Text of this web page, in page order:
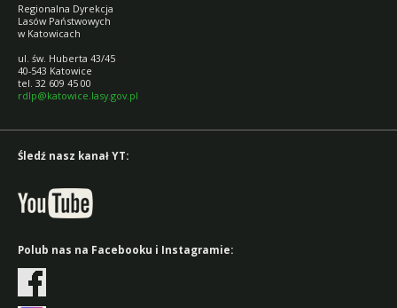
Regionalna Dyrekcja
Lasów Państwowych
w Katowicach
ul. św. Huberta 43/45
40-543 Katowice
tel. 32 609 45 00
rdlp@katowice.lasy.gov.pl
Śledź nasz kanał YT:
Polub nas na Facebooku i Instagramie: